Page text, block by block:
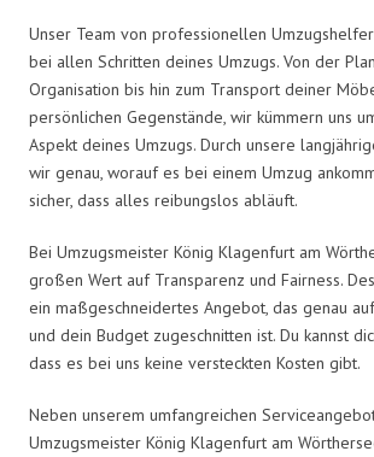
Unser Team von professionellen
bei allen Schritten deines Umzugs. Von der
Organisation bis hin zum Transport deiner
persönlichen Gegenstände, wir kümmern uns
Aspekt deines Umzugs. Durch unsere
wir genau, worauf es bei einem Umzug
sicher, dass alles reibungslos abläuft.
Bei Umzugsmeister König Klagenfurt am
großen Wert auf Transparenz und Fairness.
ein maßgeschneidertes Angebot, das genau
und dein Budget zugeschnitten ist. Du kannst
dass es bei uns keine versteckten Kosten gibt.
Neben unserem umfangreichen
Umzugsmeister König Klagenfurt am